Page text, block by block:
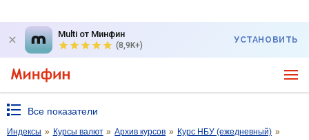
Multi от Минфин
(8,9K+)
УСТАНОВИТЬ
Все показатели
Индексы » Курсы валют » Архив курсов » Курс НБУ (ежедневный) »